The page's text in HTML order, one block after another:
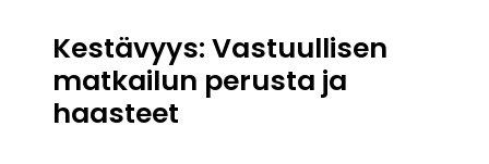
Kestävyys: Vastuullisen
matkailun perusta ja
haasteet